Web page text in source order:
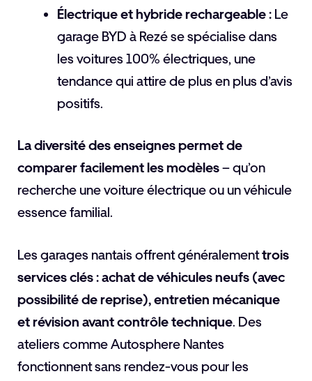
Électrique et hybride rechargeable : Le
garage BYD à Rezé se spécialise dans
les voitures 100% électriques, une
tendance qui attire de plus en plus d’avis
positifs.
La diversité des enseignes permet de
comparer facilement les modèles– qu’on
recherche une voiture électrique ou un véhicule
essence familial.
Les garages nantais offrent généralementtrois
services clés : achat de véhicules neufs (avec
possibilité de reprise), entretien mécanique
et révision avant contrôle technique. Des
ateliers comme Autosphere Nantes
fonctionnent sans rendez-vous pour les